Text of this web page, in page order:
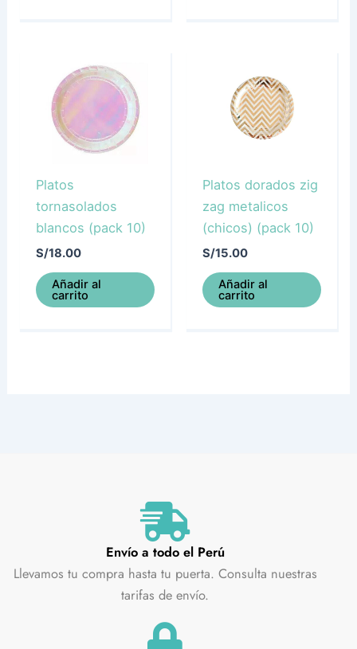
Platos
tornasolados
blancos (pack 10)
S/18.00
Añadir al
carrito
Platos dorados zig
zag metalicos
(chicos) (pack 10)
S/15.00
Añadir al
carrito
Envío a todo el Perú
Llevamos tu compra hasta tu puerta. Consulta nuestras
tarifas de envío.